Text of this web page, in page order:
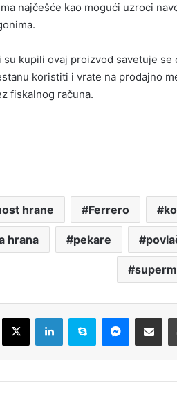
najčešće kao mogući uzroci
su kupili ovaj proizvod savetuje
koristiti i vrate na prodajno
fiskalnog računa.
hrane Ferrero
hrana pekare